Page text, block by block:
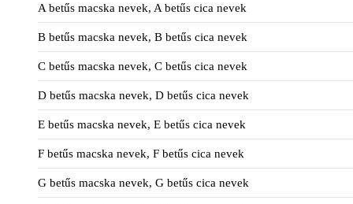
A betűs macska nevek, A betűs cica nevek
B betűs macska nevek, B betűs cica nevek
C betűs macska nevek, C betűs cica nevek
D betűs macska nevek, D betűs cica nevek
E betűs macska nevek, E betűs cica nevek
F betűs macska nevek, F betűs cica nevek
G betűs macska nevek, G betűs cica nevek